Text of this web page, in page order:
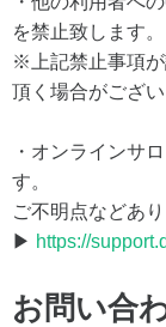
を禁止致します。
※上記禁止事項
頂く場合がござ
・オンラインサ
す。
ご不明点などあ
▶ https://
お問い合